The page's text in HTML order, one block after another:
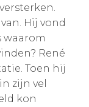
Hij vond
waarom
René
Toen hij
zijn vel
kon